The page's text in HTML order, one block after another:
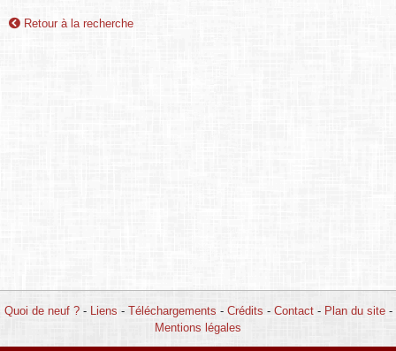
Retour à la recherche
Quoi de neuf ?- Liens - Téléchargements - Crédits - Contact- Plan du site-
Mentions légales